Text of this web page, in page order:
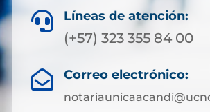
 Líneas de atención:
(+57) 323 355 84 00
 Correo electrónico: